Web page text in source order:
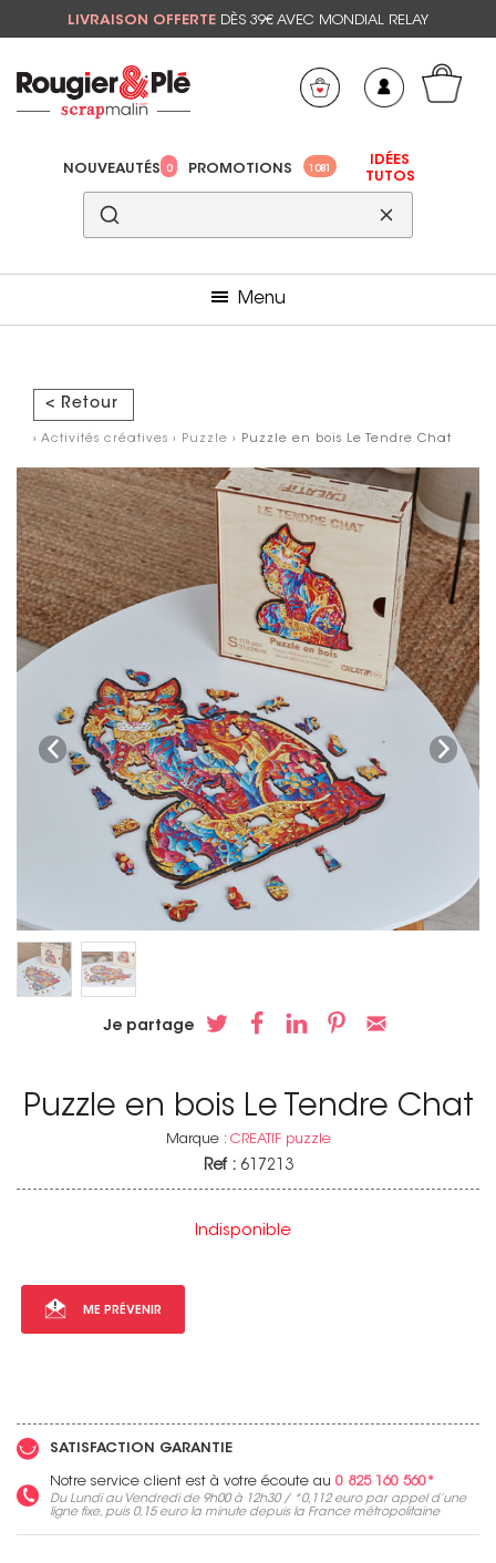
LIVRAISON OFFERTE DÈS 39€ AVEC MONDIAL RELAY
NOUVEAUTÉS 0 PROMOTIONS 1081
IDÉES
TUTOS
Menu
< Retour
› Activités créatives › Puzzle › Puzzle en bois Le Tendre Chat
Je partage
Puzzle en bois Le Tendre Chat
Marque : CREATIF puzzle
Ref : 617213
Indisponible
ME PRÉVENIR
SATISFACTION GARANTIE
Notre service client est à votre écoute au 0 825 160 560*
Du Lundi au Vendredi de 9h00 à 12h30 / *0,112 europar appel d’une
ligne fixe, puis 0,15 eurola minute depuis la France métropolitaine